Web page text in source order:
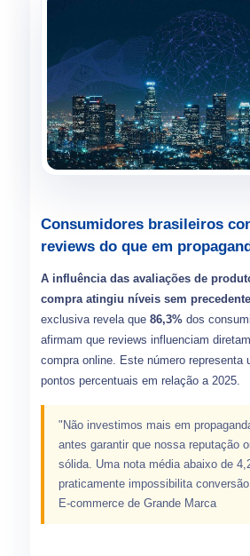
Consumidores brasileiros
reviews do que em
A influência das avaliações de
compra atingiu níveis sem
exclusiva revela que 86,3% dos
afirmam que reviews influenciam
compra online. Este número representa
pontos percentuais em relação a 2025.
"Não investimos mais em
antes garantir que nossa reputação
sólida. Uma nota média abaixo de
praticamente impossibilita
E-commerce de Grande Marca